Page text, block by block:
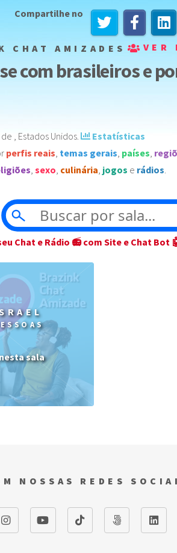
CHAT AMIZADES VER
Compartilhe no
com brasileiros e
de Estados Unidos
Estatísticas
perfis reais temas gerais países
sexo culinária jogos e rádios
Chat e Rádio 📻 com Site e Chat Bot
sala
NOSSAS REDES